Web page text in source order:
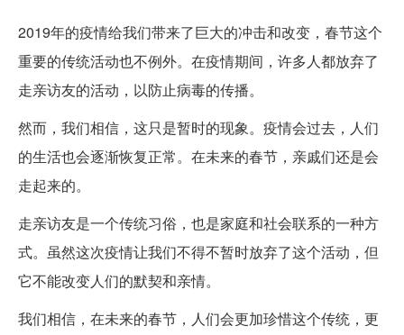
2019年的疫情给我们带来了巨大的冲击和改变，春节这个
重要的传统活动也不例外。在疫情期间，许多人都放弃了
走亲访友的活动，以防止病毒的传播。
然而，我们相信，这只是暂时的现象。疫情会过去，人们
的生活也会逐渐恢复正常。在未来的春节，亲戚们还是会
走起来的。
走亲访友是一个传统习俗，也是家庭和社会联系的一种方
式。虽然这次疫情让我们不得不暂时放弃了这个活动，但
它不能改变人们的默契和亲情。
我们相信，在未来的春节，人们会更加珍惜这个传统，更